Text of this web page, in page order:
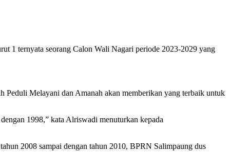
1 ternyata seorang Calon Wali Nagari periode 2023-2029 yang
Peduli Melayani dan Amanah akan memberikan yang terbaik untuk
1998,” kata Alriswadi menuturkan kepada
2008 sampai dengan tahun 2010, BPRN Salimpaung dus